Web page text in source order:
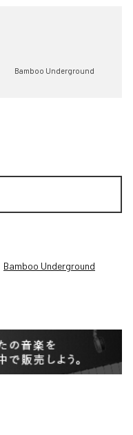
Bamboo Underground
Bamboo Underground